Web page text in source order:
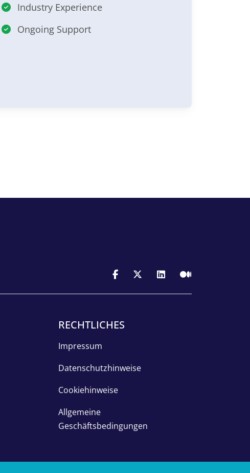
Industry Experience
Ongoing Support
RECHTLICHES
Impressum
Datenschutzhinweise
Cookiehinweise
Allgemeine
Geschäftsbedingungen